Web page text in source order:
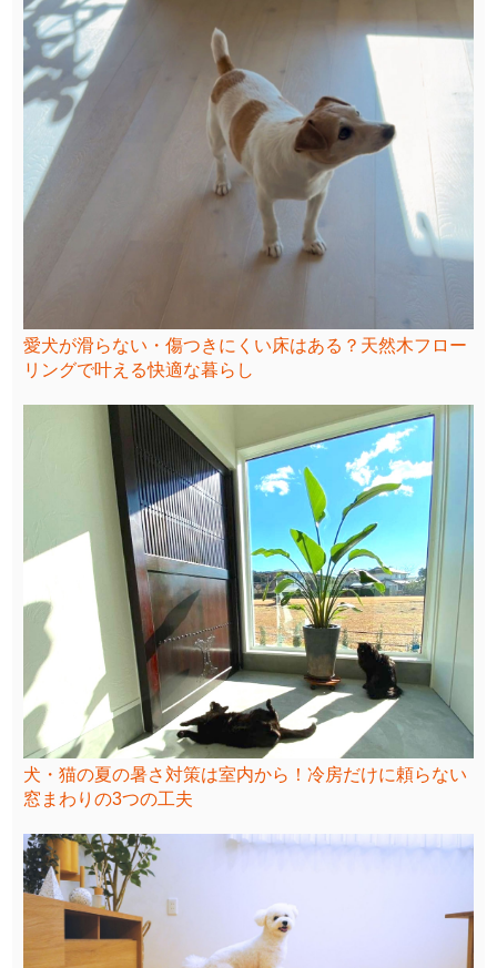
愛犬が滑らない・傷つきにくい床はある？天然木フロー
リングで叶える快適な暮らし
犬・猫の夏の暑さ対策は室内から！冷房だけに頼らない
窓まわりの3つの工夫